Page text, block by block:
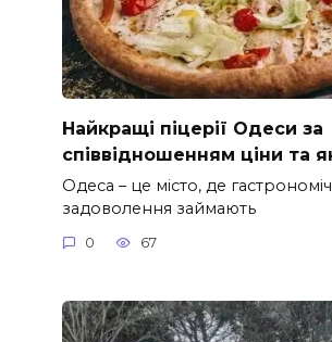
Найкращі піцерії Одеси за
співвідношенням ціни та
Одеса – це місто, де
задоволення займають
0 67